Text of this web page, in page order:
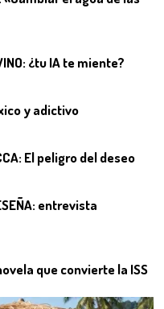
¿tu IA te miente?07
y adictivo
El peligro del deseo
09
entrevista
que convierte la ISS